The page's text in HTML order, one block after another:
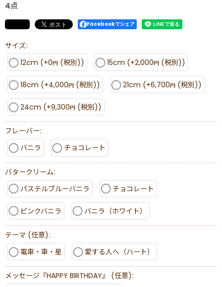
4点
Facebookでシェア
サイズ:
12cm (+0円 (税別)) 15cm (+2,000円 (税別))
18cm (+4,000円 (税別)) 21cm (+6,700円 (税別))
24cm (+9,300円 (税別))
フレーバー:
バニラ
チョコレート
バタークリーム:
パステルブルーバニラ
チョコレート
ピンクバニラ バニラ（ホワイト）
テーマ (任意):
電車・車・星
愛する人へ（ハート）
メッセージ『HAPPY BIRTHDAY』 (任意):